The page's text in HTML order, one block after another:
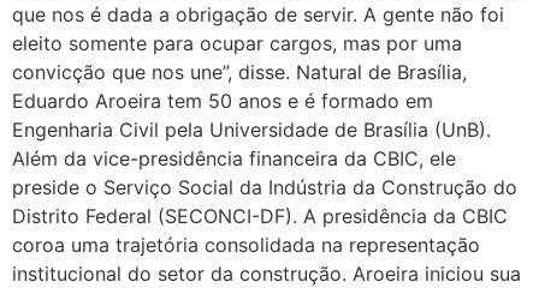
que nos é dada a obrigação de servir. A gente não foi
eleito somente para ocupar cargos, mas por uma
convicção que nos une”, disse. Natural de Brasília,
Eduardo Aroeira tem 50 anos e é formado em
Engenharia Civil pela Universidade de Brasília (UnB).
Além da vice-presidência financeira da CBIC, ele
preside o Serviço Social da Indústria da Construção do
Distrito Federal (SECONCI-DF). A presidência da CBIC
coroa uma trajetória consolidada na representação
institucional do setor da construção. Aroeira iniciou sua